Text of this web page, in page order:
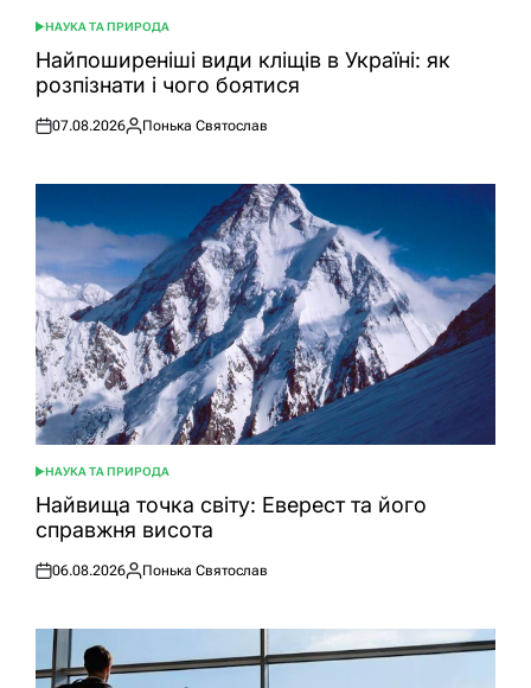
ОПУБЛІКУВАТИ
У
НАУКА ТА ПРИРОДА
Найпоширеніші види кліщів в Україні: як
розпізнати і чого боятися
Оприлюднено
07.08.2026
Опубліковано
Понька Святослав
ОПУБЛІКУВАТИ
У
НАУКА ТА ПРИРОДА
Найвища точка світу: Еверест та його
справжня висота
Оприлюднено
06.08.2026
Опубліковано
Понька Святослав